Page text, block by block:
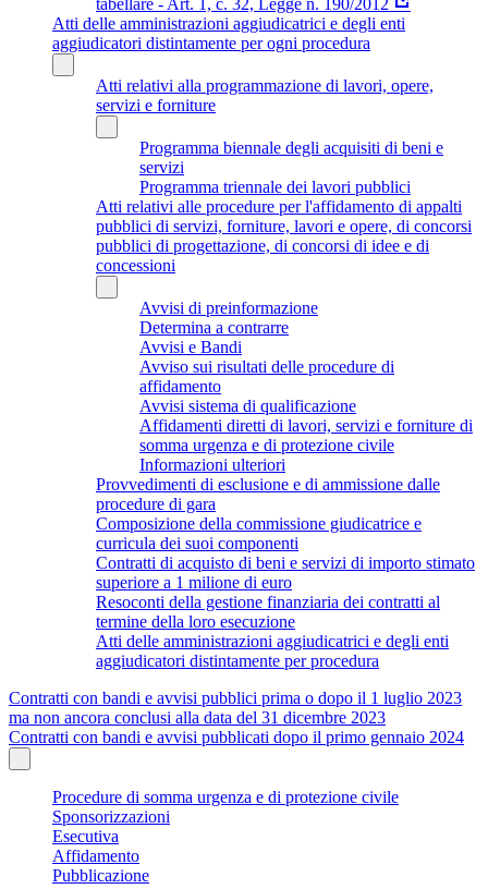
Atti delle amministrazioni aggiudicatrici e degli enti
aggiudicatori distintamente per ogni procedura
Atti relativi alla programmazione di lavori, opere,
servizi e forniture
Programma biennale degli acquisiti di beni e
servizi
Programma triennale dei lavori pubblici
Atti relativi alle procedure per l'affidamento di appalti
pubblici di servizi, forniture, lavori e opere, di concorsi
pubblici di progettazione, di concorsi di idee e di
concessioni
Avvisi di preinformazione
Determina a contrarre
Avvisi e Bandi
Avviso sui risultati delle procedure di
affidamento
Avvisi sistema di qualificazione
Affidamenti diretti di lavori, servizi e forniture di
somma urgenza e di protezione civile
Informazioni ulteriori
Provvedimenti di esclusione e di ammissione dalle
procedure di gara
Composizione della commissione giudicatrice e
curricula dei suoi componenti
Contratti di acquisto di beni e servizi di importo stimato
superiore a 1 milione di euro
Resoconti della gestione finanziaria dei contratti al
termine della loro esecuzione
Atti delle amministrazioni aggiudicatrici e degli enti
aggiudicatori distintamente per procedura
Contratti con bandi e avvisi pubblici prima o dopo il 1 luglio 2023
ma non ancora conclusi alla data del 31 dicembre 2023
Contratti con bandi e avvisi pubblicati dopo il primo gennaio 2024
Procedure di somma urgenza e di protezione civile
Sponsorizzazioni
Esecutiva
Affidamento
Pubblicazione